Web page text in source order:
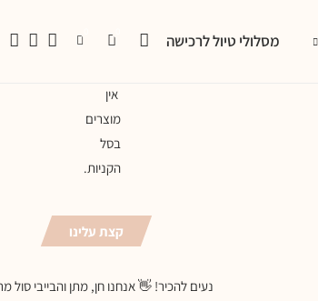
מסלולי טיול לרכישה
אין
מוצרים
בסל
הקניות.
קצת עלינו
נעים להכיר! 👋 אנחנו חן, מתן והבייבי סול